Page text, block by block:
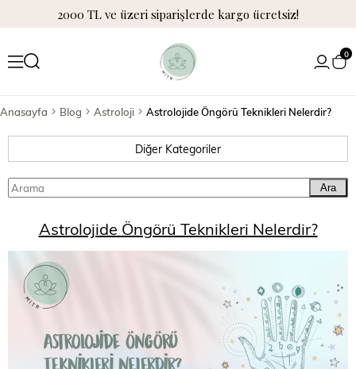
2000 TL ve üzeri siparişlerde kargo ücretsiz!
0
Anasayfa Blog Astroloji Astrolojide Öngörü Teknikleri Nelerdir?
Diğer Kategoriler
Ara
Astrolojide Öngörü Teknikleri Nelerdir?